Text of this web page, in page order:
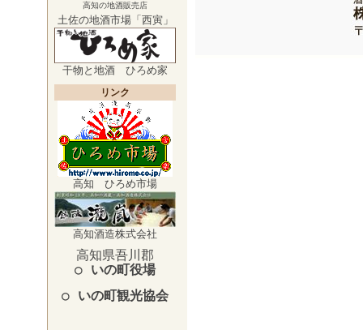
高知の地酒販売店
土佐の地酒市場「西寅」
干物と地酒 ひろめ家
リンク
高知 ひろめ市場
高知酒造株式会社
高知県吾川郡
○ いの町役場
○ いの町観光協会